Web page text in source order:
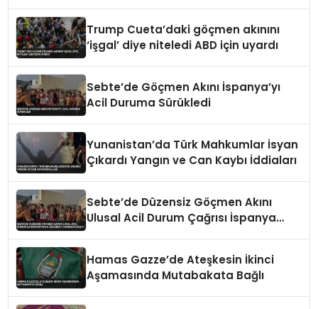
Trump Cueta’daki göçmen akınını
‘işgal’ diye niteledi ABD için uyardı
Sebte’de Göçmen Akını İspanya’yı
Acil Duruma Sürükledi
Yunanistan’da Türk Mahkumlar İsyan
Çıkardı Yangın ve Can Kaybı İddiaları
Sebte’de Düzensiz Göçmen Akını
Ulusal Acil Durum Çağrısı İspanya
Hamas Gazze’de Ateşkesin İkinci
Aşamasında Mutabakata Bağlı